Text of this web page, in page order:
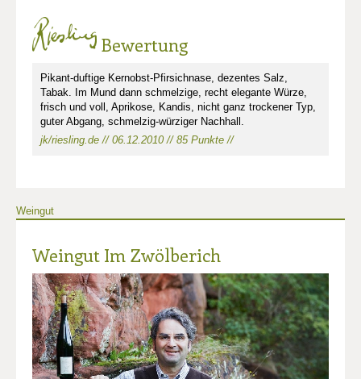
Bewertung
Pikant-duftige Kernobst-Pfirsichnase, dezentes Salz,
Tabak. Im Mund dann schmelzige, recht elegante Würze,
frisch und voll, Aprikose, Kandis, nicht ganz trockener Typ,
guter Abgang, schmelzig-würziger Nachhall.
jk/riesling.de // 06.12.2010 // 85 Punkte //
Weingut
Weingut Im Zwölberich